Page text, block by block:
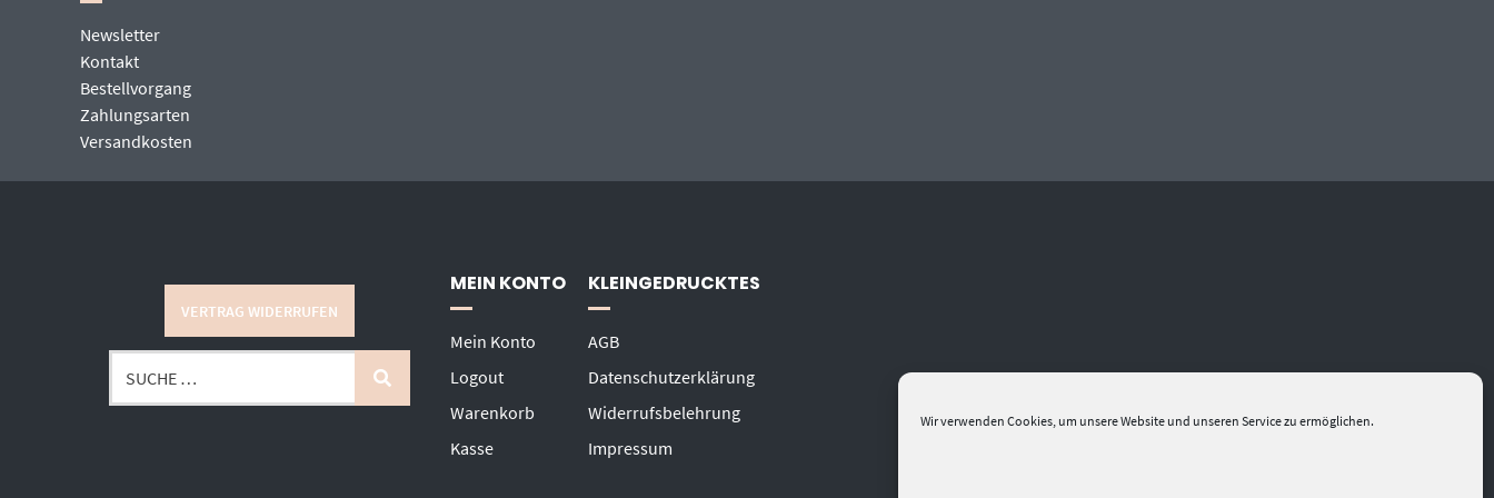
Wir verwenden Cookies, um unsere Website und unseren Service zu ermöglichen.
Newsletter
Kontakt
Bestellvorgang
Zahlungsarten
Versandkosten
VERTRAG WIDERRUFEN
MEIN KONTO
Mein Konto
Logout
Warenkorb
Kasse
KLEINGEDRUCKTES
AGB
Datenschutzerklärung
Widerrufsbelehrung
Impressum